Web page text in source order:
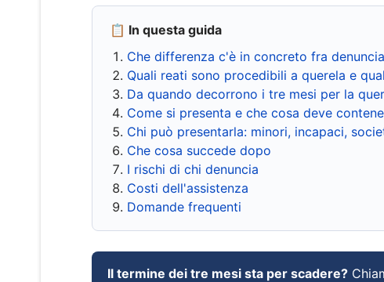
📋 In questa guida
Che differenza c'è in concreto fra
Quali reati sono procedibili a querela e
Da quando decorrono i tre mesi per la
Come si presenta e che cosa deve
Chi può presentarla: minori, incapaci,
Che cosa succede dopo
I rischi di chi denuncia
Costi dell'assistenza
Domande frequenti
Il termine dei tre mesi sta per scadere?